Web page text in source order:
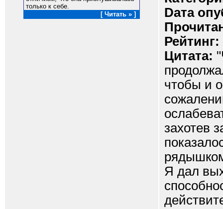
только к себе.
[ Читать » ]
Dата
Рейтинг:
Цитата:
чтобы и
захотев
Я дал